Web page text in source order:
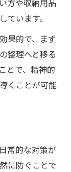
方や収納用品
います。
果的で、まず
整理へと移る
とで、精神的
くことが可能
常的な対策が
に防ぐことで